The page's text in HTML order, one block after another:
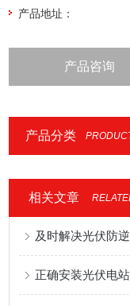
产品地址：
产品咨询
产品分类
相关文章